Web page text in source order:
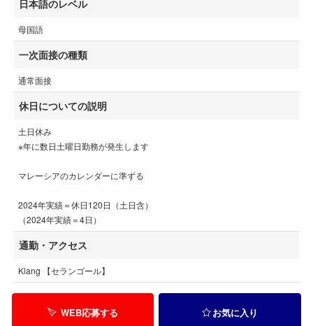
日本語のレベル
母国語
一次面接の種類
通常面接
休日についての説明
土日休み
※年に数日土曜日勤務が発生します
マレーシアのカレンダーに準ずる
2024年実績＝休日120日（土日含）
（2024年実績＝4日）
通勤・アクセス
Klang 【セランゴール】
WEB応募する お気に入り